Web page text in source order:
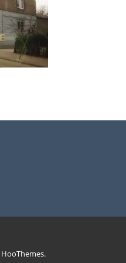
HooThemes.